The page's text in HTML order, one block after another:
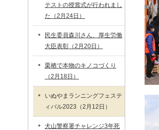
テストの授賞式が行われまし
た（2月24日）
民生委員森川さん、厚生労働
大臣表彰（2月20日）
栗栖で本物のキノコづくり
（2月18日）
いぬやまランニングフェステ
ィバル2023（2月12日）
犬山警察署チャレンジ3年死